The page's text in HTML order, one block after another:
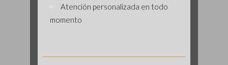
Atención personalizada en todo
momento